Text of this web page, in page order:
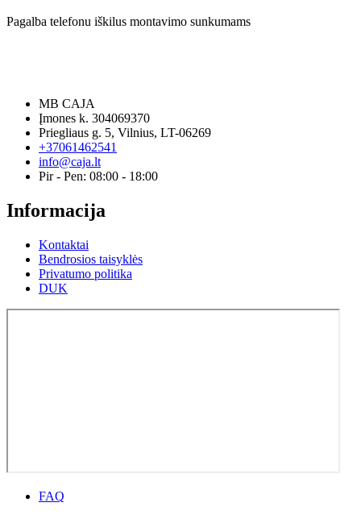
Pagalba telefonu iškilus montavimo sunkumams
MB CAJA
Įmones k. 304069370
Priegliaus g. 5, Vilnius, LT-06269
+37061462541
info@caja.lt
Pir - Pen: 08:00 - 18:00
Informacija
Kontaktai
Bendrosios taisyklės
Privatumo politika
DUK
FAQ